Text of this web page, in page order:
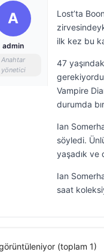
A
admin
Anahtar
yönetici
Lost’ta
ilk kez bu
47
Vampire
durumda
Ian
söyledi.
yaşadık ve
Ian
saat
(toplam 1)